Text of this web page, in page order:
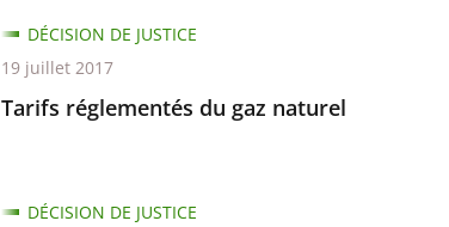
Tarifs réglementés du gaz naturel
DÉCISION DE JUSTICE
19 juillet 2017
DÉCISION DE JUSTICE